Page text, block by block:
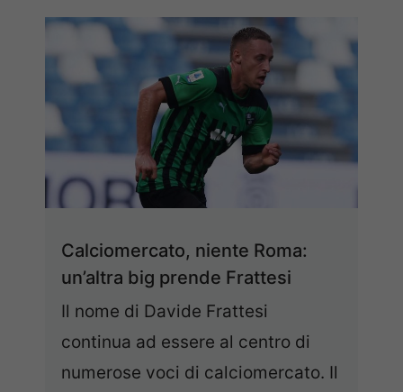
Calciomercato, niente Roma:
un’altra big prende Frattesi
Il nome di Davide Frattesi
continua ad essere al centro di
numerose voci di calciomercato. Il